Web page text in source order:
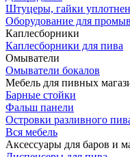
Штуцеры, гайки
Оборудование для
Каплесборники
Каплесборники для пива
Омыватели
Омыватели бокалов
Мебель для пивных
Барные стойки
Фальш панели
Островки разливного
Вся мебель
Аксессуары для баров и